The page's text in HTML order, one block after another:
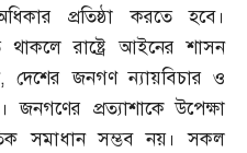
প্রতিষ্ঠা করতে হবে।
থাকলে রাষ্ট্রে আইনের শাসন
,দেশের জনগণ ন্যায়বিচার ও
জনগণের প্রত্যাশাকে উপেক্ষা
সমাধান সম্ভব নয়। সকল